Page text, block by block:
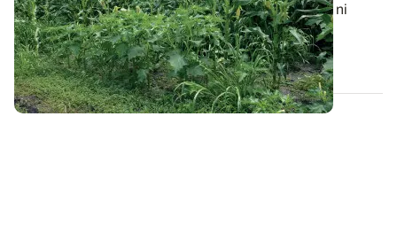
Il n’est plus possible d’intervenir ni mécaniquement ni
chimiquement sur la flore...
24 JUILL. 2025